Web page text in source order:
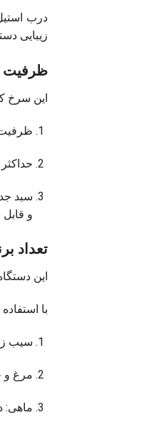
درب
زیبایی
این سرخ
ظرفیت کلی: ۱۲ لیتر، مناسب برای پخت غذا برای تا
حداکثر ظرفیت مواد
سبد
و
تعداد
این دستگاه با ۹ برنامه پخت اتوماتیک، انعطاف‌پذیری بالایی
با استفاده از ۹ برنامه پخت اتوماتیک، می‌توانید غذاهای متنوعی را با تنظیمات
سیب زمینی سرخ‌شده:
مرغ و جوجه: دما ۱۸۰-۲۰۰
ماهی: دما ۱۷۰-۱۸۰ درجه، زمان ۱۵-۲۰